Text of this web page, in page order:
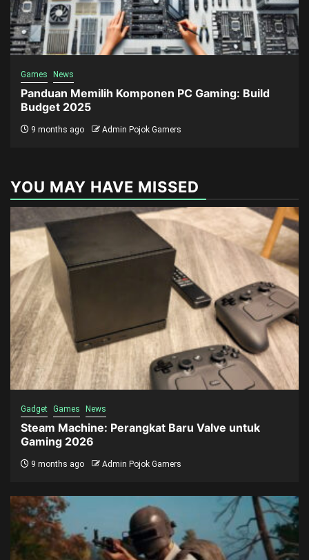
Games News
Panduan Memilih Komponen PC Gaming: Build
Budget 2025
9 months ago Admin Pojok Gamers
YOU MAY HAVE MISSED
Gadget Games News
Steam Machine: Perangkat Baru Valve untuk
Gaming 2026
9 months ago Admin Pojok Gamers